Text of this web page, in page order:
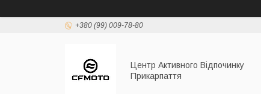
+380 (99) 009-78-80
Центр Активного Відпочинку
Прикарпаття